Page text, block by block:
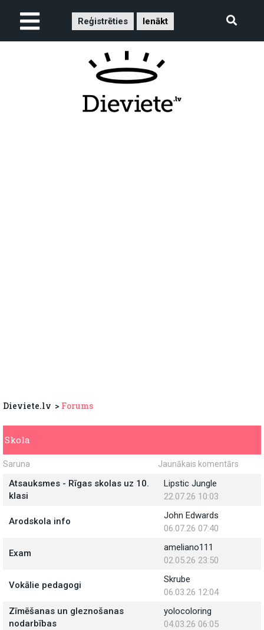
Reģistrēties Ienākt
Dieviete.lv Forums
Skola
Saruna Jaunākais komentārs
Atsauksmes - Rīgas skolas uz 10.
klasi
Lipstic Jungle
22.07.26 10:03
Arodskola info
John Edwards
06.07.26 07:40
Exam
ameliano111
02.05.26 23:50
Vokālie pedagogi
Skrube
06.03.26 12:04
Zīmēšanas un gleznošanas
nodarbības
yolocoloring
04.03.26 06:05